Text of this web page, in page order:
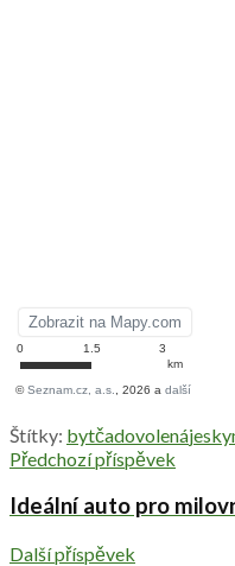
Štítky: bytčadovolená
Předchozí příspěvek
Ideální auto pro
Další příspěvek